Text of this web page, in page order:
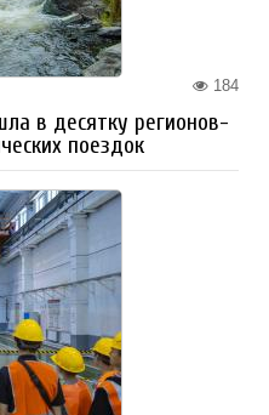
184
в десятку регионов-
поездок